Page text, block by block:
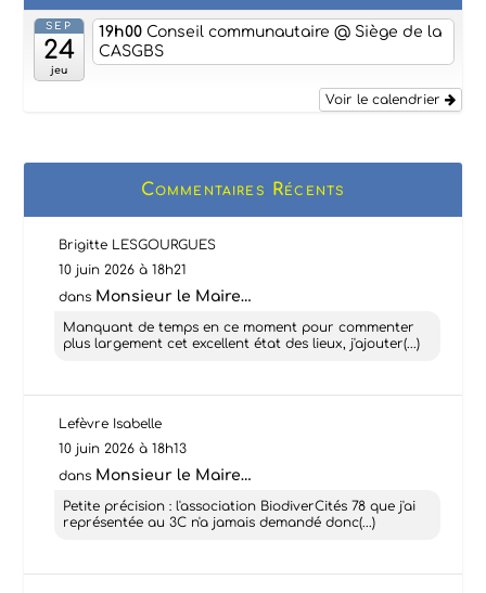
SEP
24
jeu
19h00Conseil communautaire@ Siège de la
CASGBS
Voir le calendrier
Commentaires Récents
Brigitte LESGOURGUES
10 juin 2026 à 18h21
dans Monsieur le Maire…
Manquant de temps en ce moment pour commenter
plus largement cet excellent état des lieux, j'ajouter(...)
Lefèvre Isabelle
10 juin 2026 à 18h13
dans Monsieur le Maire…
Petite précision : l'association BiodiverCités 78 que j'ai
représentée au 3C n'a jamais demandé donc(...)